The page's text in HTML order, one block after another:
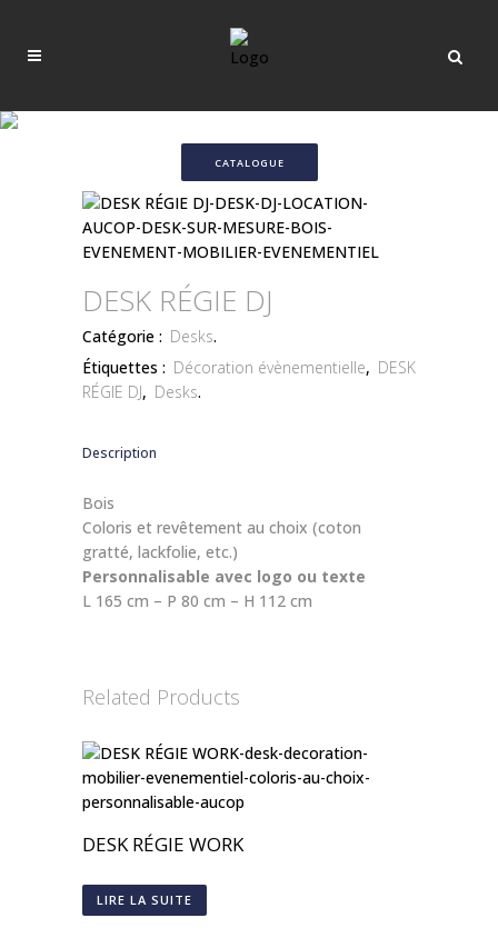
CATALOGUE
DESK RÉGIE DJ
Catégorie : Desks.
Étiquettes : Décoration évènementielle, DESK
RÉGIE DJ, Desks.
Description
Bois
Coloris et revêtement au choix (coton
gratté, lackfolie, etc.)
Personnalisable avec logo ou texte
L 165 cm – P 80 cm – H 112 cm
Related Products
DESK RÉGIE WORK
LIRE LA SUITE